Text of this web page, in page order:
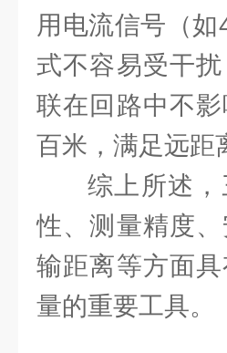
用电流信号（
式不容易受干
联在回路中不
百米，满足远距
综上所述
性、测量精度
输距离等方面
量的重要工具。